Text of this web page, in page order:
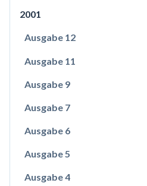
2001
Ausgabe 12
Ausgabe 11
Ausgabe 9
Ausgabe 7
Ausgabe 6
Ausgabe 5
Ausgabe 4